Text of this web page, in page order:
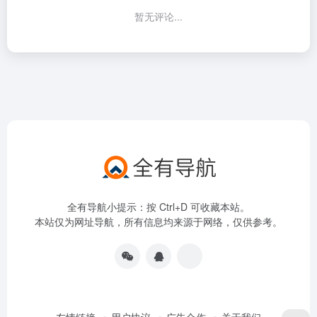
暂无评论...
全有导航小提示：按 Ctrl+D 可收藏本站。
本站仅为网址导航，所有信息均来源于网络，仅供参考。